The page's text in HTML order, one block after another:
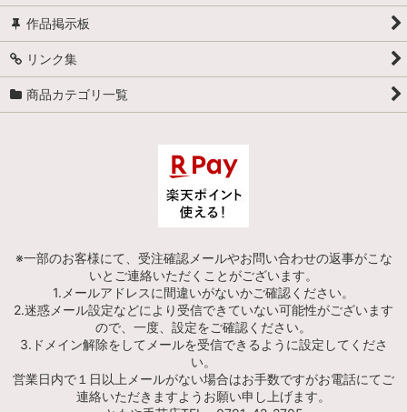
作品掲示板
リンク集
商品カテゴリ一覧
※一部のお客様にて、受注確認メールやお問い合わせの返事がこな
いとご連絡いただくことがございます。
1.メールアドレスに間違いがないかご確認ください。
2.迷惑メール設定などにより受信できていない可能性がございます
ので、一度、設定をご確認ください。
3.ドメイン解除をしてメールを受信できるように設定してくださ
い。
営業日内で１日以上メールがない場合はお手数ですがお電話にてご
連絡いただきますようお願い申し上げます。